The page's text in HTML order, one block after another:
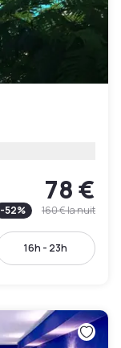
78 €
-52% 160 €la nuit
16h - 23h